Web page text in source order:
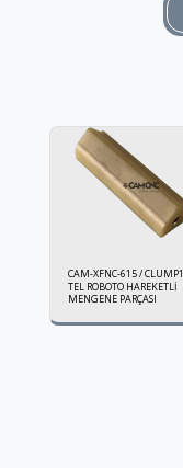
CAM-XFNC-615 / CLUMP1
TEL ROBOTO HAREKETLİ
MENGENE PARÇASI